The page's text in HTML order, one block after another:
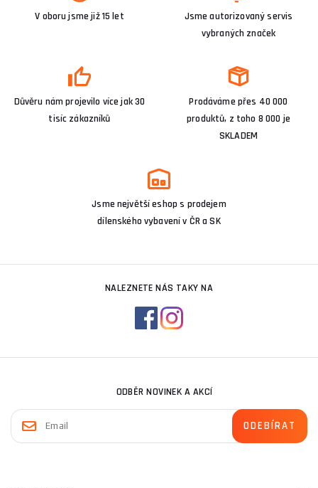
V oboru jsme již 15 let
Jsme autorizovaný servis
vybraných značek
Důvěru nám projevilo více jak 30
tisíc zákazníků
Prodáváme přes 40 000
produktů, z toho 8 000 je
SKLADEM
Jsme největší eshop s prodejem
dílenského vybavení v ČR a SK
NALEZNETE NÁS TAKY NA
ODBĚR NOVINEK A AKCÍ